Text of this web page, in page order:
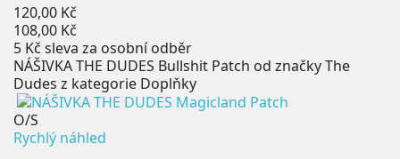
Běžná
cena
120,00 Kč
Cena
108,00 Kč
5 Kč sleva za osobní odběr
NÁŠIVKA THE DUDES Bullshit Patch od značky The
Dudes z kategorie Doplňky
O/S
Rychlý náhled